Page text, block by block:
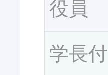
役員
学長付